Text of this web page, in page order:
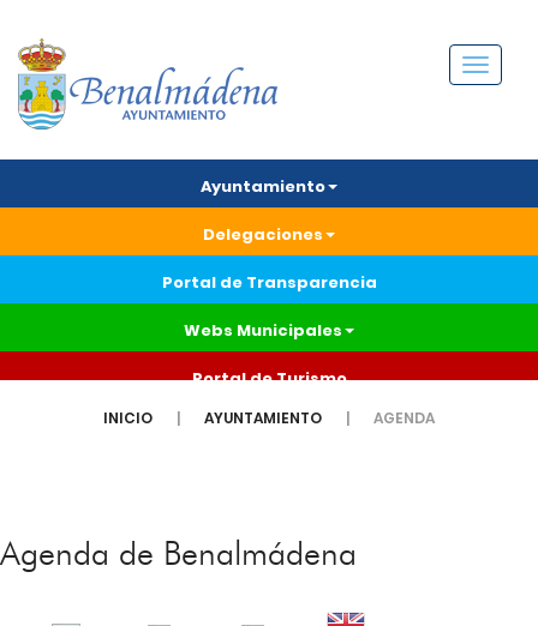
Menú
Ayuntamiento
Delegaciones
Portal de Transparencia
Webs Municipales
Portal de Turismo
INICIO AYUNTAMIENTO AGENDA
Agenda de Benalmádena